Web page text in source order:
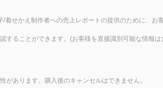
着せかえ制作者への売上レポートの提供のために、お
することができます。(お客様を直接識別可能な情報は
があります。購入後のキャンセルはできません。